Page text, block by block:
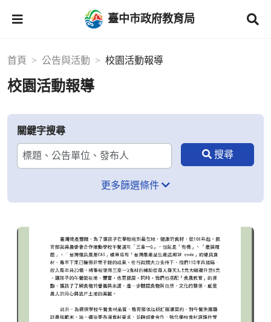
臺中市政府教育局
首頁 公告與活動 校園活動報導
校園活動報導
關鍵字搜尋
更多篩選條件